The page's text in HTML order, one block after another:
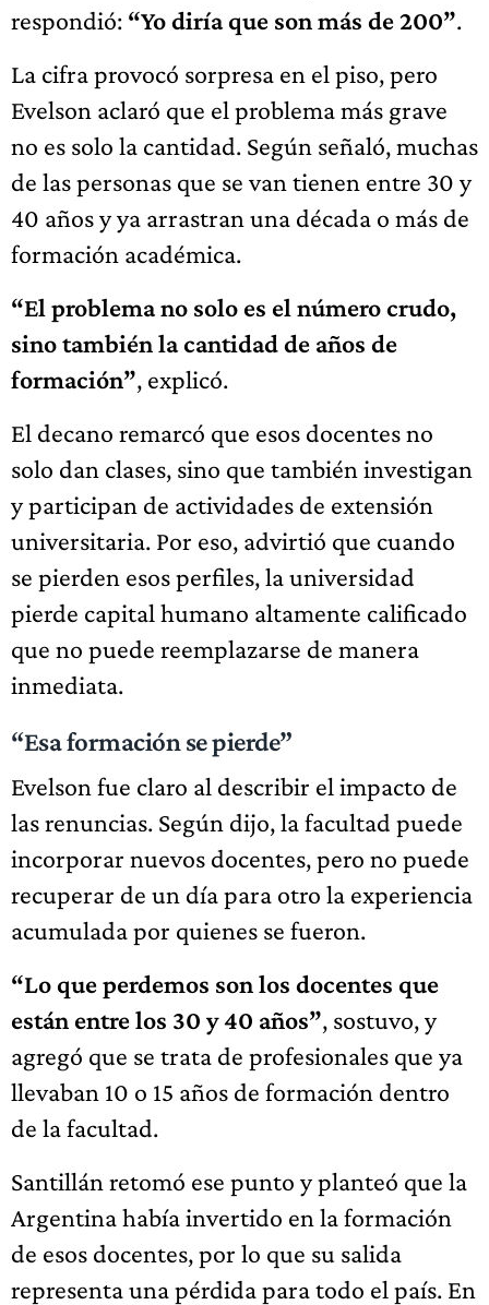
respondió: “Yo diría que son más de 200”.
La cifra provocó sorpresa en el piso, pero
Evelson aclaró que el problema más grave
no es solo la cantidad. Según señaló, muchas
de las personas que se van tienen entre 30 y
40 años y ya arrastran una década o más de
formación académica.
“El problema no solo es el número crudo,
sino también la cantidad de años de
formación”, explicó.
El decano remarcó que esos docentes no
solo dan clases, sino que también investigan
y participan de actividades de extensión
universitaria. Por eso, advirtió que cuando
se pierden esos perfiles, la universidad
pierde capital humano altamente calificado
que no puede reemplazarse de manera
inmediata.
“Esa formación se pierde”
Evelson fue claro al describir el impacto de
las renuncias. Según dijo, la facultad puede
incorporar nuevos docentes, pero no puede
recuperar de un día para otro la experiencia
acumulada por quienes se fueron.
“Lo que perdemos son los docentes que
están entre los 30 y 40 años”, sostuvo, y
agregó que se trata de profesionales que ya
llevaban 10 o 15 años de formación dentro
de la facultad.
Santillán retomó ese punto y planteó que la
Argentina había invertido en la formación
de esos docentes, por lo que su salida
representa una pérdida para todo el país. En